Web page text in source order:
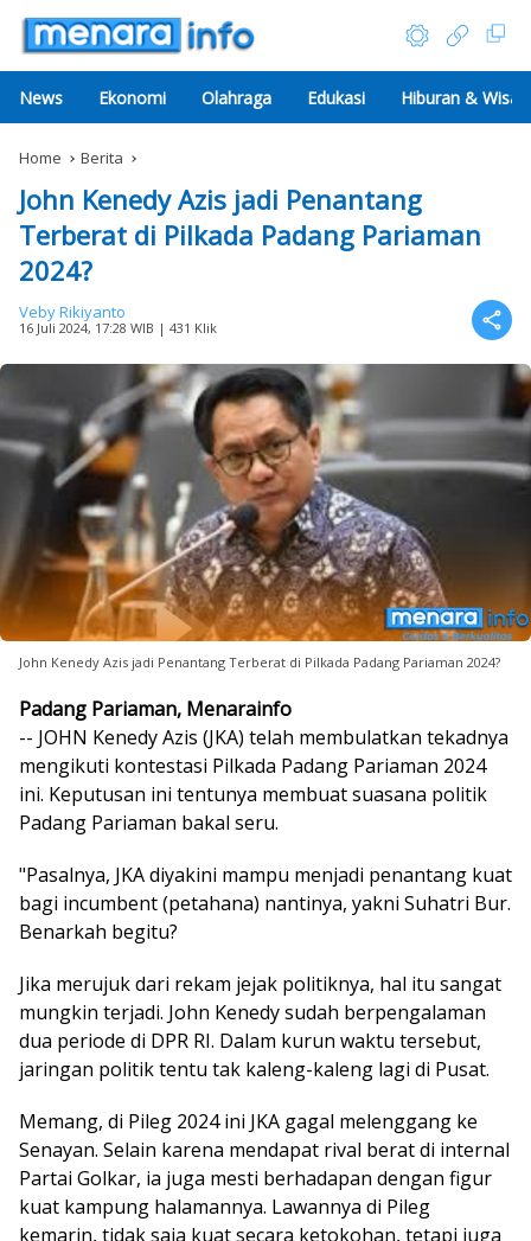
News Ekonomi Olahraga Edukasi Hiburan &
Home Berita
John Kenedy Azis jadi Penantang
Terberat di Pilkada Padang Pariaman
2024?
Veby Rikiyanto
16 Juli 2024, 17:28 WIB | 431 Klik
John Kenedy Azis jadi Penantang Terberat di Pilkada Padang Pariaman 2024?
Padang Pariaman, Menarainfo
-- JOHN Kenedy Azis (JKA) telah membulatkan tekadnya
mengikuti kontestasi Pilkada Padang Pariaman 2024
ini. Keputusan ini tentunya membuat suasana politik
Padang Pariaman bakal seru.
"Pasalnya, JKA diyakini mampu menjadi penantang kuat
bagi incumbent (petahana) nantinya, yakni Suhatri Bur.
Benarkah begitu?
Jika merujuk dari rekam jejak politiknya, hal itu sangat
mungkin terjadi. John Kenedy sudah berpengalaman
dua periode di DPR RI. Dalam kurun waktu tersebut,
jaringan politik tentu tak kaleng-kaleng lagi di Pusat.
Memang, di Pileg 2024 ini JKA gagal melenggang ke
Senayan. Selain karena mendapat rival berat di internal
Partai Golkar, ia juga mesti berhadapan dengan figur
kuat kampung halamannya. Lawannya di Pileg
kemarin, tidak saja kuat secara ketokohan, tetapi juga